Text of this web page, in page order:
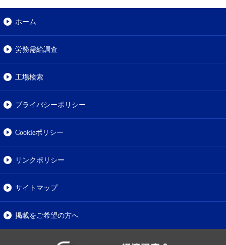
ホーム
労務需給調査
工場検索
プライバシーポリシー
Cookieポリシー
リンクポリシー
サイトマップ
掲載をご希望の方へ